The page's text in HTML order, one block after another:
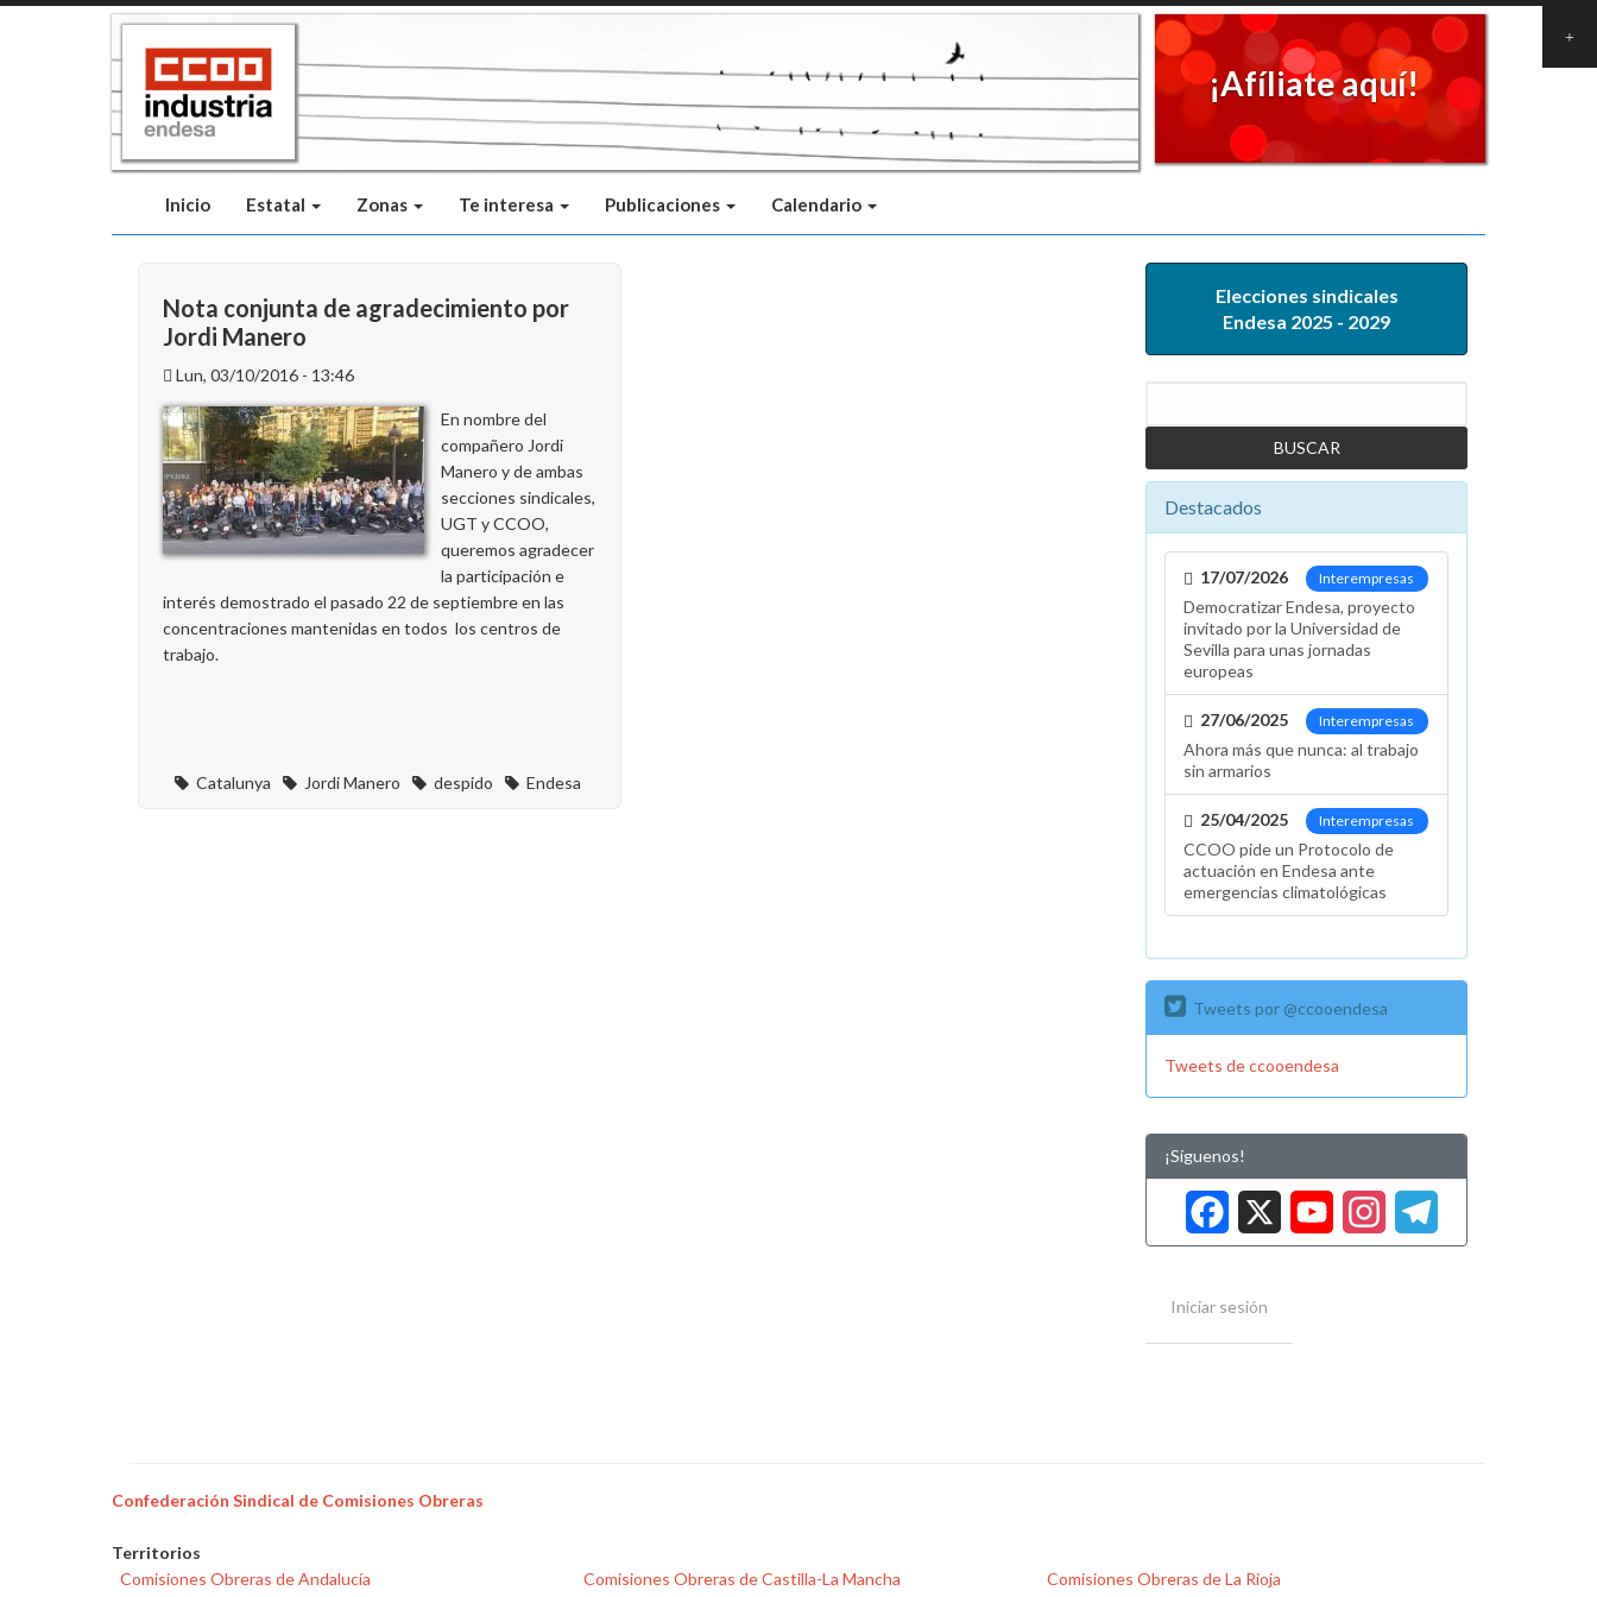
¡Afíliate aquí!
Inicio Estatal Zonas Te interesa Publicaciones Calendario
Nota conjunta de agradecimiento por
Jordi Manero
Lun, 03/10/2016 - 13:46
En nombre del
compañero Jordi
Manero y de ambas
secciones sindicales,
UGT y CCOO,
queremos agradecer
la participación e
interés demostrado el pasado 22 de septiembre en las
concentraciones mantenidas en todos los centros de
trabajo.
Catalunya Jordi Manero despido Endesa
Elecciones sindicales
Endesa 2025 - 2029
Destacados
Interempresas
17/07/2026
Democratizar Endesa, proyecto
invitado por la Universidad de
Sevilla para unas jornadas
europeas
Interempresas
27/06/2025
Ahora más que nunca: al trabajo
sin armarios
Interempresas
25/04/2025
CCOO pide un Protocolo de
actuación en Endesa ante
emergencias climatológicas
Tweets por @ccooendesa
Tweets de ccooendesa
¡Síguenos!
Facebook
XYouTube
Iniciar sesión
Confederación Sindical de Comisiones Obreras
Territorios
Comisiones Obreras de Andalucía
Comisiones Obreras de Castilla-La Mancha
Comisiones Obreras de La Rioja